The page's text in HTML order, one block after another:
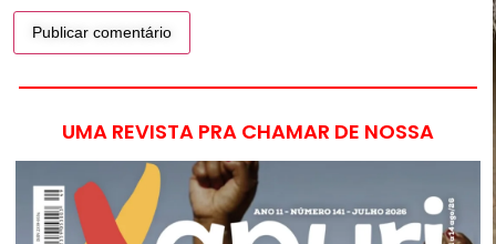
UMA REVISTA PRA CHAMAR DE NOSSA